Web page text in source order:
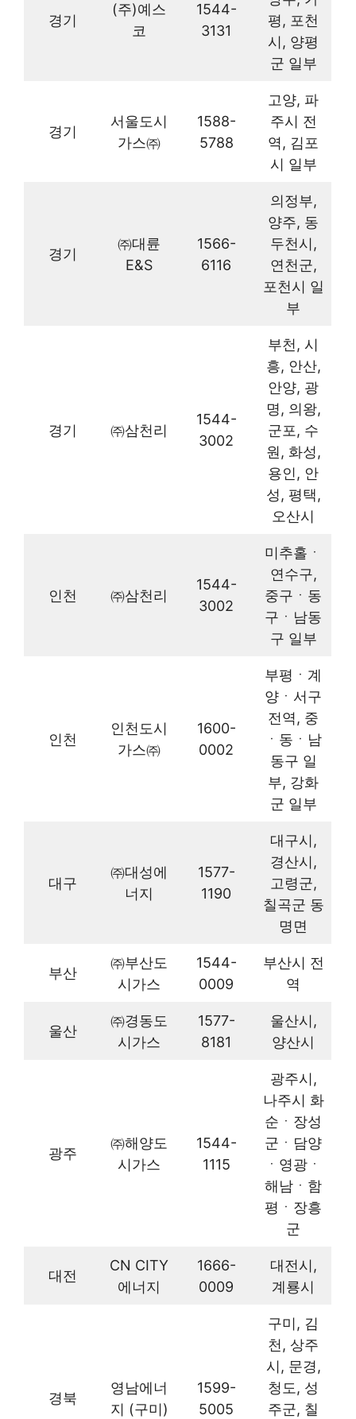
경기
(주)예스
코
1544-
3131
평, 포천
시, 양평
군 일부
경기
서울도시
가스㈜
1588-
5788
고양, 파
주시 전
역, 김포
시 일부
경기
㈜대륜
E&S
1566-
6116
의정부,
양주, 동
두천시,
연천군,
포천시 일
부
경기 ㈜삼천리
1544-
3002
부천, 시
흥, 안산,
안양, 광
명, 의왕,
군포, 수
원, 화성,
용인, 안
성, 평택,
오산시
인천 ㈜삼천리
1544-
3002
미추홀ㆍ
연수구,
중구ㆍ동
구ㆍ남동
구 일부
인천
인천도시
가스㈜
1600-
0002
부평ㆍ계
양ㆍ서구
전역, 중
ㆍ동ㆍ남
동구 일
부, 강화
군 일부
대구
㈜대성에
너지
1577-
1190
대구시,
경산시,
고령군,
칠곡군 동
명면
부산
㈜부산도
시가스
1544-
0009
부산시 전
역
울산
㈜경동도
시가스
1577-
8181
울산시,
양산시
광주
㈜해양도
시가스
1544-
1115
광주시,
나주시 화
순ㆍ장성
군ㆍ담양
ㆍ영광ㆍ
해남ㆍ함
평ㆍ장흥
군
대전
CN CITY
에너지
1666-
0009
대전시,
계룡시
경북
영남에너
지 (구미)
1599-
5005
구미, 김
천, 상주
시, 문경,
청도, 성
주군, 칠